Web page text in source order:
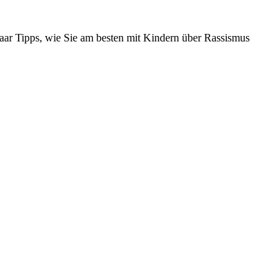
Tipps, wie Sie am besten mit Kindern über Rassismus